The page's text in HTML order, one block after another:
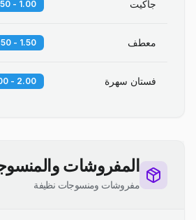
جاكيت 1.00 - 1.50 KD
معطف 1.50 - 2.50 KD
فستان سهرة 2.00 - 3.00 KD
المفروشات
مفروشات ومنسوجات نظيفة